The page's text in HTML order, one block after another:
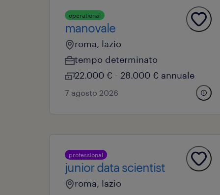
operational
manovale
roma, lazio
tempo determinato
22.000 € - 28.000 € annuale
7 agosto 2026
professional
junior data scientist
roma, lazio